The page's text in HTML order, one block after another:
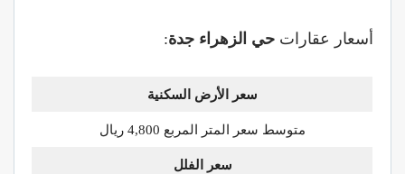
أسعار عقارات حي الزهراء جدة:
سعر الأرض السكنية
متوسط سعر المتر المربع 4,800 ريال
سعر الفلل